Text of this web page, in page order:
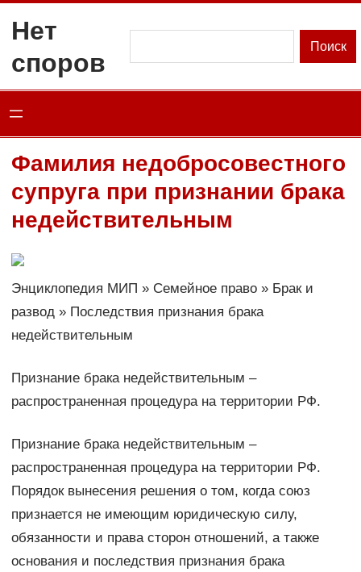
содержимому
Нет
споров
Поиск
Фамилия недобросовестного
супруга при признании брака
недействительным
Энциклопедия МИП » Семейное право » Брак и
развод » Последствия признания брака
недействительным
Признание брака недействительным –
распространенная процедура на территории РФ.
Признание брака недействительным –
распространенная процедура на территории РФ.
Порядок вынесения решения о том, когда союз
признается не имеющим юридическую силу,
обязанности и права сторон отношений, а также
основания и последствия признания брака